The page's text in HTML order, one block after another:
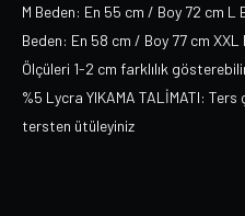
M Beden: En 55 cm / Boy 72 cm L
Beden: En 58 cm / Boy 77 cm
Ölçüleri 1-2 cm farklılık
%5 Lycra YIKAMA TALİMATI: Ters
tersten ütüleyiniz